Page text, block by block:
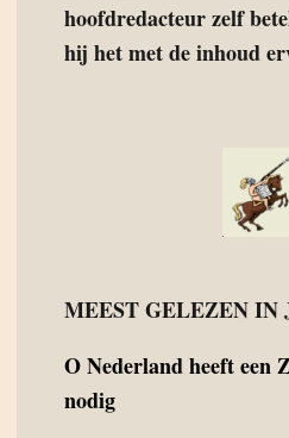
hoofdredacteur zelf
hij het met de inhoud
MEEST GELEZEN IN
ONederland heeft een
nodig